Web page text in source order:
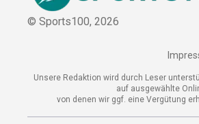
© Sports100, 2026
Unsere Redaktion wird durch Leser
u.a. auf ausgewählte
von denen wir ggf. eine Vergütung